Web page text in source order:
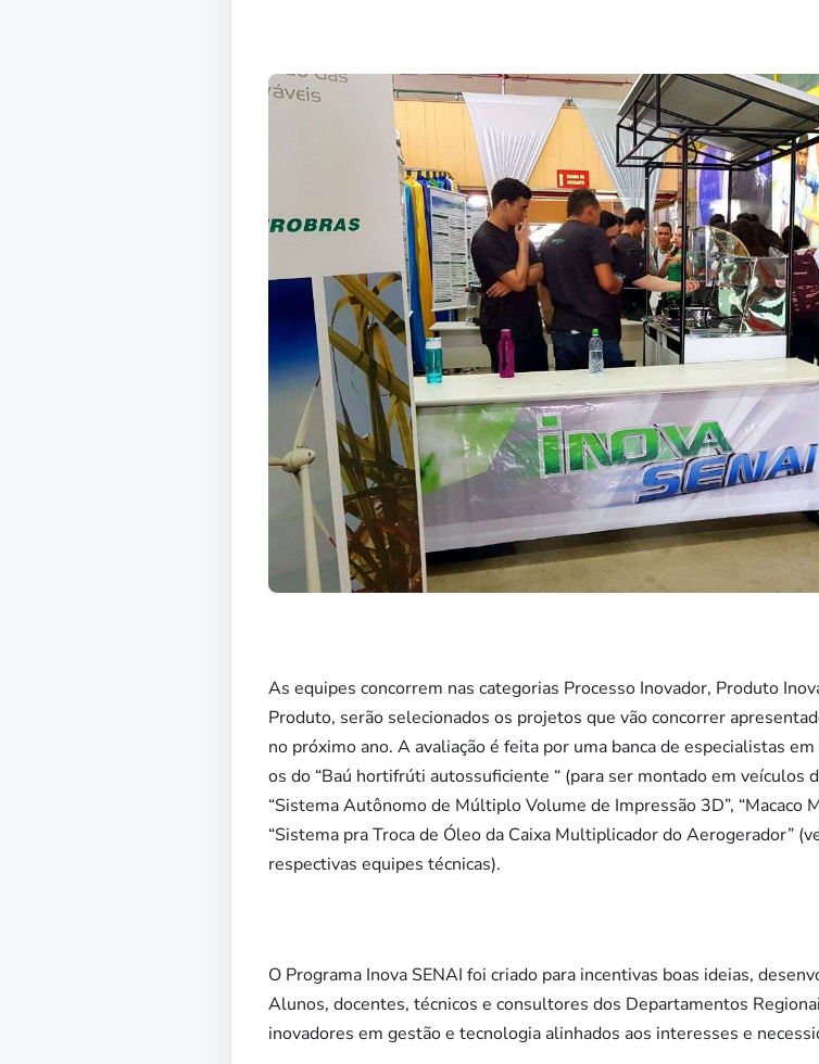
As equipes concorrem nas categorias Processo Inovador, Produto
Produto, serão selecionados os projetos que vão concorrer
no próximo ano. A avaliação é feita por uma banca de especialistas
os do “Baú hortifrúti autossuficiente “ (para ser montado em veículos
“Sistema Autônomo de Múltiplo Volume de Impressão 3D”, “Macaco
“Sistema pra Troca de Óleo da Caixa Multiplicador do Aerogerador”
respectivas equipes técnicas).
O Programa Inova SENAI foi criado para incentivas boas ideias,
Alunos, docentes, técnicos e consultores dos Departamentos
inovadores em gestão e tecnologia alinhados aos interesses e